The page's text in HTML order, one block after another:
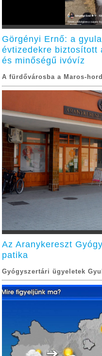
Görgényi Ernő: a
évtizedekre biztosított
és minőségű ivóvíz
A fürdővárosba a Maros-
Az Aranykereszt
patika
Gyógyszertári ügyeletek